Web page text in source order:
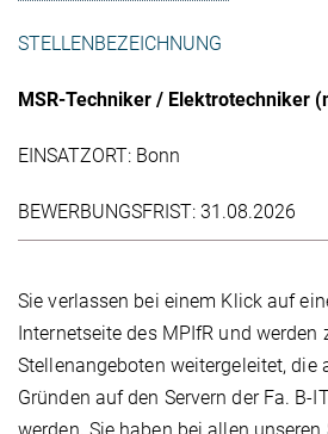
STELLENBEZEICHNUNG
MSR-Techniker / Elektrotechniker
Bonn
31.08.2026
Sie verlassen bei einem Klick auf
Internetseite des MPIfR und werden
Stellenangeboten weitergeleitet, die
Gründen auf den Servern der Fa. B-
werden. Sie haben bei allen